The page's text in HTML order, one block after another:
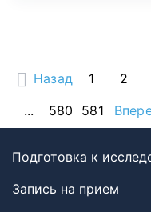
Назад 1 2
...
580 581
Подготовка к
Запись на прием